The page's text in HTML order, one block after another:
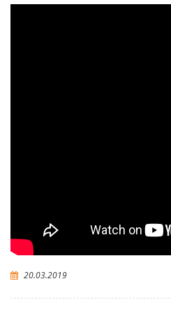
20.03.2019